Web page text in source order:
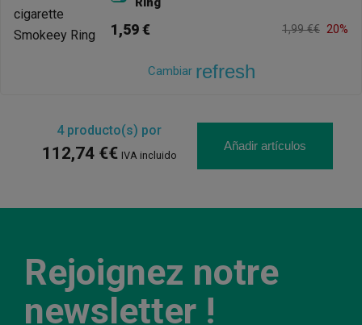
1,59 € 1,99 €€ 20%
Cambiar refresh
4producto(s) por
112,74 €€ IVA incluido
Añadir artículos
Rejoignez notre
newsletter !